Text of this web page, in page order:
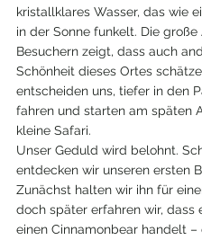
kristallklares Wasser, das wie
in der Sonne funkelt. Die große
Besuchern zeigt, dass auch
Schönheit dieses Ortes
entscheiden uns, tiefer in den
fahren und starten am späten
kleine Safari.
Unser Geduld wird belohnt.
entdecken wir unseren ersten
Zunächst halten wir ihn für
doch später erfahren wir, dass
einen Cinnamonbear handelt –